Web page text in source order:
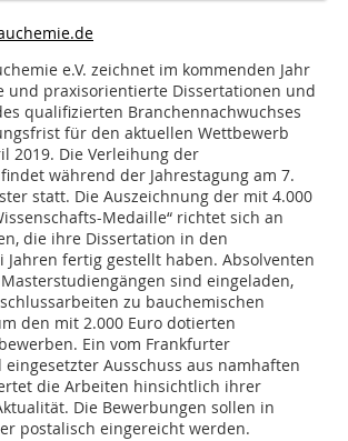
e.V. zeichnet im kommenden Jahr
und praxisorientierte Dissertationen und
qualifizierten Branchennachwuchses
für den aktuellen Wettbewerb
2019. Die Verleihung der
während der Jahrestagung am 7.
statt. Die Auszeichnung der mit 4.000
Medaille“ richtet sich an
die ihre Dissertation in den
Jahren fertig gestellt haben. Absolventen
sind eingeladen,
zu bauchemischen
den mit 2.000 Euro dotierten
Ein vom Frankfurter
Ausschuss aus namhaften
die Arbeiten hinsichtlich ihrer
Die Bewerbungen sollen in
postalisch eingereicht werden.